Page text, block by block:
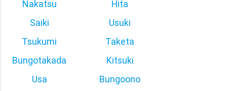
Nakatsu
Hita
Saiki
Usuki
Tsukumi
Taketa
Bungotakada
Kitsuki
Usa
Bungoono